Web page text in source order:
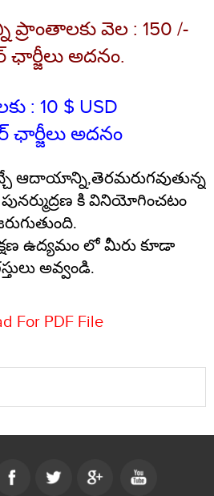
వెల : 150 /-
ఛార్జీలు అదనం.
: 10 $ USD
అదనం
ఆదాయాన్ని,తెరమరుగవుతున్న
కి వినియోగించటం
ఉద్యమం లో మీరు కూడా
అవ్వండి.
For PDF File